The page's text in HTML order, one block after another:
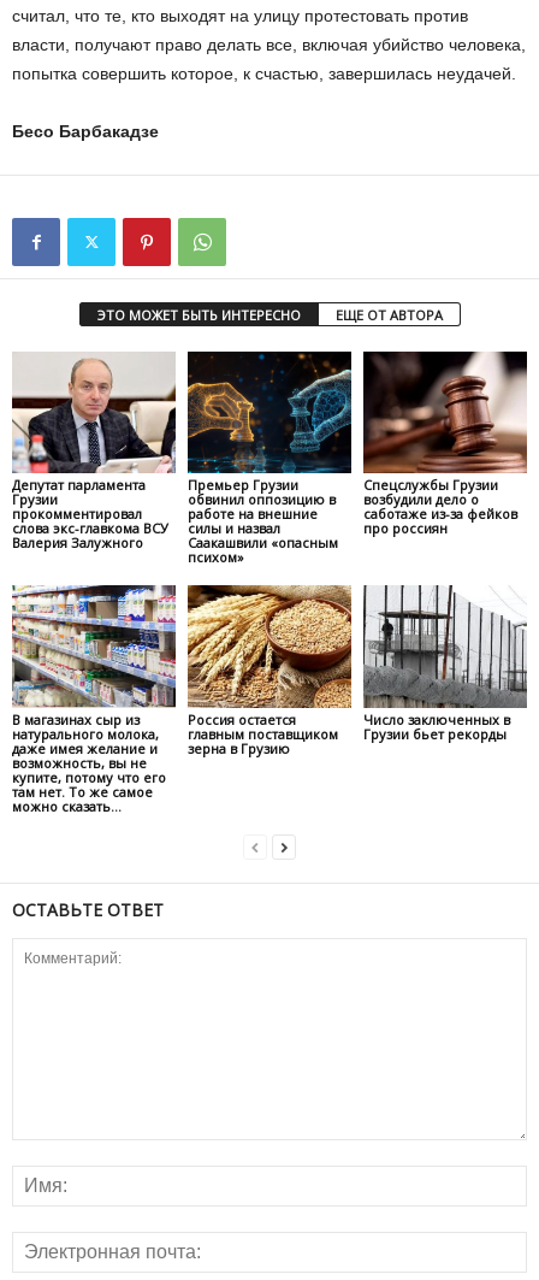
считал, что те, кто выходят на улицу протестовать против
власти, получают право делать все, включая убийство человека,
попытка совершить которое, к счастью, завершилась неудачей.
Бесо Барбакадзе
ЭТО МОЖЕТ БЫТЬ ИНТЕРЕСНО ЕЩЕ ОТ АВТОРА
Депутат парламента
Грузии
прокомментировал
слова экс-главкома ВСУ
Валерия Залужного
Премьер Грузии
обвинил оппозицию в
работе на внешние
силы и назвал
Саакашвили «опасным
психом»
Спецслужбы Грузии
возбудили дело о
саботаже из-за фейков
про россиян
В магазинах сыр из
натурального молока,
даже имея желание и
возможность, вы не
купите, потому что его
там нет. То же самое
можно сказать...
Россия остается
главным поставщиком
зерна в Грузию
Число заключенных в
Грузии бьет рекорды
ОСТАВЬТЕ ОТВЕТ